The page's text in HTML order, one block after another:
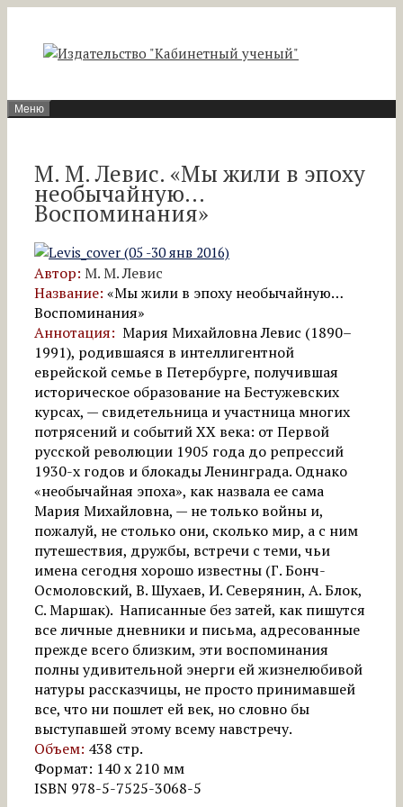
содержимому
Меню
М. М. Левис. «Мы жили в эпоху
необычайную…
Воспоминания»
Автор: М. М. Левис
Название: «Мы жили в эпоху необычайную…
Воспоминания»
Аннотация: Мария Михайловна Левис (1890–
1991), родившаяся в интеллигентной
еврейской семье в Петербурге, получившая
историческое образование на Бестужевских
курсах, — свидетельница и участница многих
потрясений и событий XX века: от Первой
русской революции 1905 года до репрессий
1930-х годов и блокады Ленинграда. Однако
«необычайная эпоха», как назвала ее сама
Мария Михайловна, — не только войны и,
пожалуй, не столько они, сколько мир, а с ним
путешествия, дружбы, встречи с теми, чьи
имена сегодня хорошо известны (Г. Бонч-
Осмоловский, В. Шухаев, И. Северянин, А. Блок,
С. Маршак). Написанные без затей, как пишутся
все личные дневники и письма, адресованные
прежде всего близким, эти воспоминания
полны удивительной энерги ей жизнелюбивой
натуры рассказчицы, не просто принимавшей
все, что ни пошлет ей век, но словно бы
выступавшей этому всему навстречу.
Объем: 438 стр.
Формат: 140 х 210 мм
ISBN 978-5-7525-3068-5